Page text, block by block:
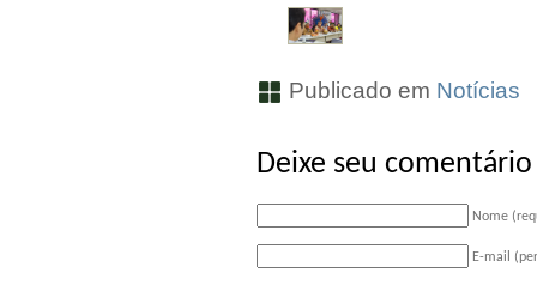
Publicado em Notícias
Deixe seu comentário
Nome
E-mail